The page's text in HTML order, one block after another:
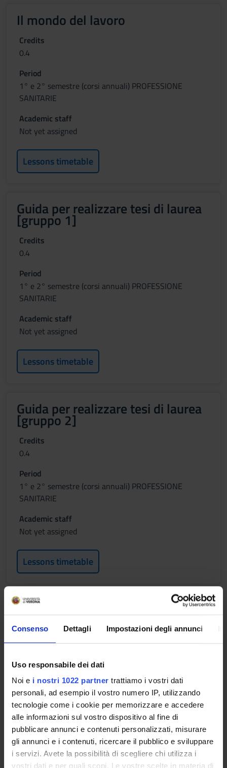
Consenso Dettagli Impostazioni degli annunci
Uso responsabile dei dati
Noi e i nostri 1022 partner trattiamo i vostri dati
personali, ad esempio il vostro numero IP, utilizzando
tecnologie come i cookie per memorizzare e accedere
alle informazioni sul vostro dispositivo al fine di
pubblicare annunci e contenuti personalizzati, misurare
gli annunci e i contenuti, ricercare il pubblico e sviluppare
i servizi. Avete la possibilità di scegliere chi utilizza i
vostri dati e per quali scopi. Le vostre scelte in materia di
Il mondo del lavoro
Credits
0.4
Period
1° e 2° semestre (corsi annuali) PROFESSIONE
SANITARIE
Academic staff
Not yet assigned
Lessons timetable
Guida per realizzare tesi di laurea
[gruppo 1]
Credits
0.4
Period
1° e 2° semestre (corsi annuali) PROFESSIONE
SANITARIE
Academic staff
Not yet assigned
Lessons timetable
Guida per realizzare tesi di laurea
[gruppo 2]
Credits
0.4
Period
1° e 2° semestre (corsi annuali) PROFESSIONE
SANITARIE
Academic staff
Not yet assigned
Lessons timetable
Linfo drenaggio manuale [gruppo
1]
Credits
1° e 2° semestre (corsi annuali) PROFESSIONE
SANITARIE
Academic staff
Not yet assigned
Lessons timetable